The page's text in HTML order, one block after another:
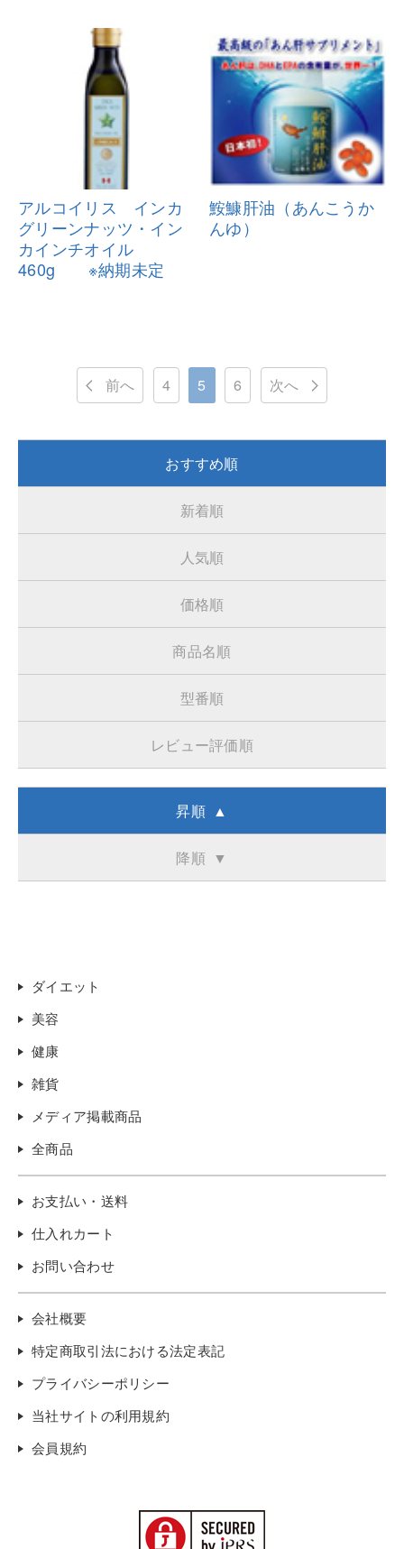
アルコイリス インカ
グリーンナッツ・イン
カインチオイル
460g ※納期未定
鮟鱇肝油（あんこうか
んゆ）
前へ 4 5 6 次へ
おすすめ順
新着順
人気順
価格順
商品名順
型番順
レビュー評価順
昇順 ▲
降順 ▼
ダイエット
美容
健康
雑貨
メディア掲載商品
全商品
お支払い・送料
仕入れカート
お問い合わせ
会社概要
特定商取引法における法定表記
プライバシーポリシー
当社サイトの利用規約
会員規約